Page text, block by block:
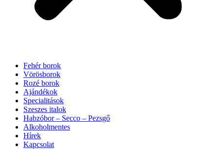
Fehér borok
Vörösborok
Rozé borok
Ajándékok
Specialitások
Szeszes italok
Habzóbor – Secco – Pezsgő
Alkoholmentes
Hírek
Kapcsolat